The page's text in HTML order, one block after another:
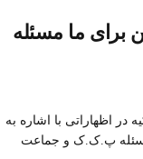
ما مسئله
اظهاراتی با اشاره به
مسئله پ.ک.ک و جماعت